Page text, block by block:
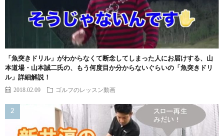
「魚突きドリル」がわからなくて断念してしまった人にお届けする、山
本道場・山本誠二氏の、もう何度目か分からないぐらいの「魚突きドリ
ル」詳細解説！
2018.02.09 ゴルフのレッスン動画